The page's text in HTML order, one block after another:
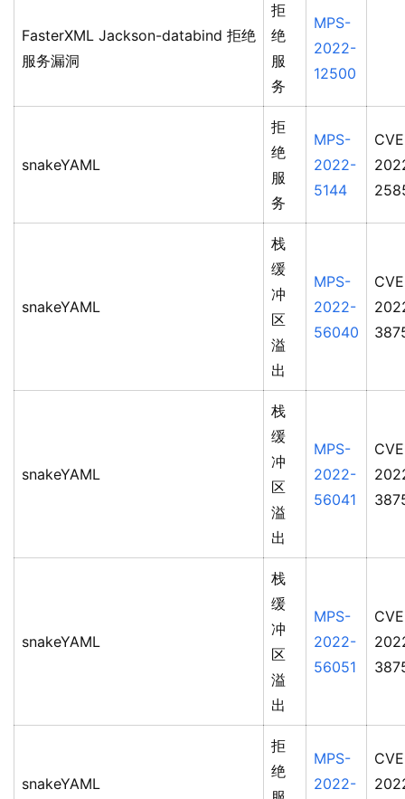
FasterXML Jackson-databind 拒绝
服务漏洞
拒
绝
服
务
MPS-
2022-
12500
snakeYAML
拒
绝
服
务
MPS-
2022-
5144
snakeYAML
栈
缓
冲
区
溢
出
MPS-
2022-
56040
snakeYAML
栈
缓
冲
区
溢
出
MPS-
2022-
56041
snakeYAML
栈
缓
冲
区
溢
出
MPS-
2022-
56051
snakeYAML
拒
绝
MPS-
2022-